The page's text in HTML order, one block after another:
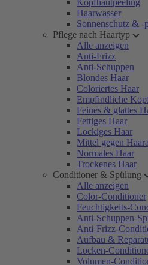
Kopfhautpeeling
Haarwasser
Sonnenschutz & -
Pflege nach Haartyp
Alle anzeigen
Anti-Frizz
Anti-Schuppen
Blondes Haar
Coloriertes Haar
Empfindliche
Feines & glattes
Fettiges Haar
Lockiges Haar
Mittel gegen
Normales Haar
Trockenes Haar
Conditioner & Spülung
Alle anzeigen
Color-Conditioner
Feuchtigkeits-
Anti-Schuppen-
Anti-Frizz-
Aufbau &
Locken-
Volumen-